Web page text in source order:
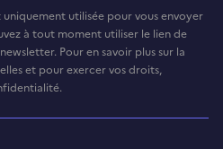
utilisée pour vous envoyer
à tout moment utiliser le lien de
Pour en savoir plus sur la
et pour exercer vos droits,